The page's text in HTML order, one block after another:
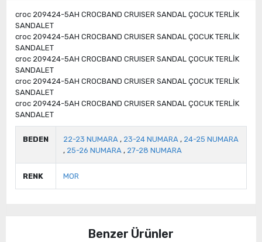
croc 209424-5AH CROCBAND CRUISER SANDAL ÇOCUK TERLİK
SANDALET
croc 209424-5AH CROCBAND CRUISER SANDAL ÇOCUK TERLİK
SANDALET
croc 209424-5AH CROCBAND CRUISER SANDAL ÇOCUK TERLİK
SANDALET
croc 209424-5AH CROCBAND CRUISER SANDAL ÇOCUK TERLİK
SANDALET
croc 209424-5AH CROCBAND CRUISER SANDAL ÇOCUK TERLİK
SANDALET
BEDEN 22-23 NUMARA , 23-24 NUMARA , 24-25 NUMARA
, 25-26 NUMARA , 27-28 NUMARA
RENK MOR
Benzer Ürünler